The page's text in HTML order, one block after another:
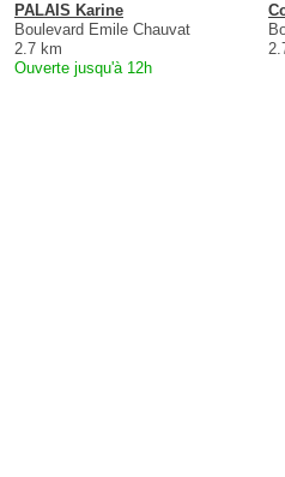
PALAIS Karine
Boulevard Emile Chauvat
2.7 km
Ouverte jusqu'à 12h